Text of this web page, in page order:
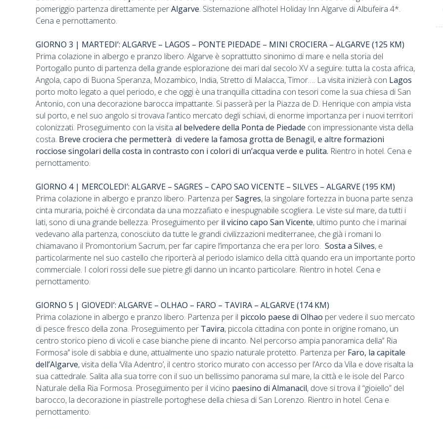
pomeriggio partenza direttamente perAlgarve. Sistemazione all’hotel Holiday Inn Algarve di Albufeira 4*.
Cena e pernottamento.
GIORNO 3 | MARTEDI’: ALGARVE – LAGOS – PONTE PIEDADE – MINI CROCIERA – ALGARVE (125 KM)
Prima colazione in albergo e pranzo libero. Algarve è soprattutto sinonimo di mare e nella storia del
Portogallo punto di partenza della grande esplorazione dei mari dal secolo XV a seguire: tutta la costa africa,
Angola, capo di Buona Speranza, Mozambico, India, Stretto di Malacca, Timor…. La visita inizierà con Lagos
porto molto legato a quel periodo, e che oggi è una tranquilla cittadina con tesori come la sua chiesa di San
Antonio, con una decorazione barocca impattante. Si passerà per la Piazza de D. Henrique con ampia vista
sul porto, e nel suo angolo si trovava l’antico mercato degli schiavi, di enorme importanza per i nuovi territori
colonizzati. Proseguimento con la visita al belvedere della Ponta de Piedade con impressionante vista della
costa. Breve crociera che permetterà di vedere la famosa grotta de Benagil, e altre formazioni
rocciose singolari della costa in contrasto con i colori di un’acqua verde e pulita. Rientro in hotel. Cena e
pernottamento.
GIORNO 4 | MERCOLEDI’: ALGARVE – SAGRES – CAPO SAO VICENTE – SILVES – ALGARVE (195 KM)
Prima colazione in albergo e pranzo libero. Partenza perSagres, la singolare fortezza in buona parte senza
cinta muraria, poiché è circondata da una mozzafiato e inespugnabile scogliera. Le viste sul mare, da tutti i
lati, sono di una grande bellezza. Proseguimento per il vicino capo San Vicente, ultimo punto che i marinai
vedevano alla partenza, conosciuto da tutte le grandi civilizzazioni mediterranee, che già i romani lo
chiamavano il Promontorium Sacrum, per far capire l’importanza che era per loro. Sosta a Silves, e
particolarmente nel suo castello che riporterà al periodo islamico della città quando era un importante porto
commerciale. I colori rossi delle sue pietre gli danno un incanto particolare. Rientro in hotel. Cena e
pernottamento.
GIORNO 5 | GIOVEDI’: ALGARVE – OLHAO – FARO – TAVIRA – ALGARVE (174 KM)
Prima colazione in albergo e pranzo libero. Partenza per il piccolo paese di Olhao per vedere il suo mercato
di pesce fresco della zona. Proseguimento per Tavira, piccola cittadina con ponte in origine romano, un
centro storico pieno di vicoli e case bianche piene di incanto. Nel percorso ampia panoramica della’’ Ria
Formosa’’ isole di sabbia e dune, attualmente uno spazio naturale protetto. Partenza per Faro, la capitale
dell’Algarve, visita della ‘Vila Adentro’, il centro storico murato con accesso per l’Arco da Vila e dove risalta la
sua cattedrale. Salita alla sua torre con il suo un bellissimo panorama sul mare, la città e le isole del Parco
Naturale della Ria Formosa. Proseguimento per il vicino paesino di Almanacil, dove si trova il “gioiello” del
barocco, la decorazione in piastrelle portoghese della chiesa di San Lorenzo. Rientro in hotel. Cena e
pernottamento.